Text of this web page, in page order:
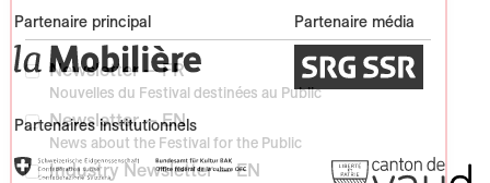
Partenaire principal Partenaire média
Partenaires institutionnels
Newsletter — FR
Nouvelles du Festival destinées au Public
Newsletter — EN
News about the Festival for the Public
Industry Newsletter — EN